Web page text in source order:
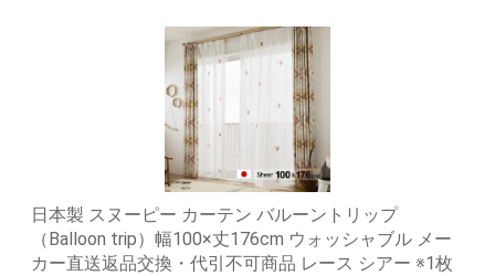
日本製 スヌーピー カーテン バルーントリップ
（Balloon trip）幅100×丈176cm ウォッシャブル メー
カー直送返品交換・代引不可商品 レース シアー ※1枚